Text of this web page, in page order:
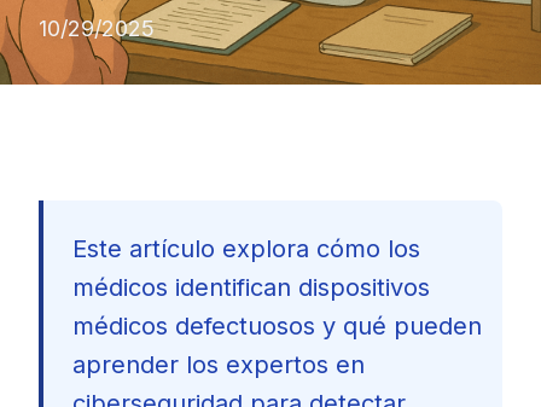
10/29/2025
Este artículo explora cómo los
médicos identifican dispositivos
médicos defectuosos y qué pueden
aprender los expertos en